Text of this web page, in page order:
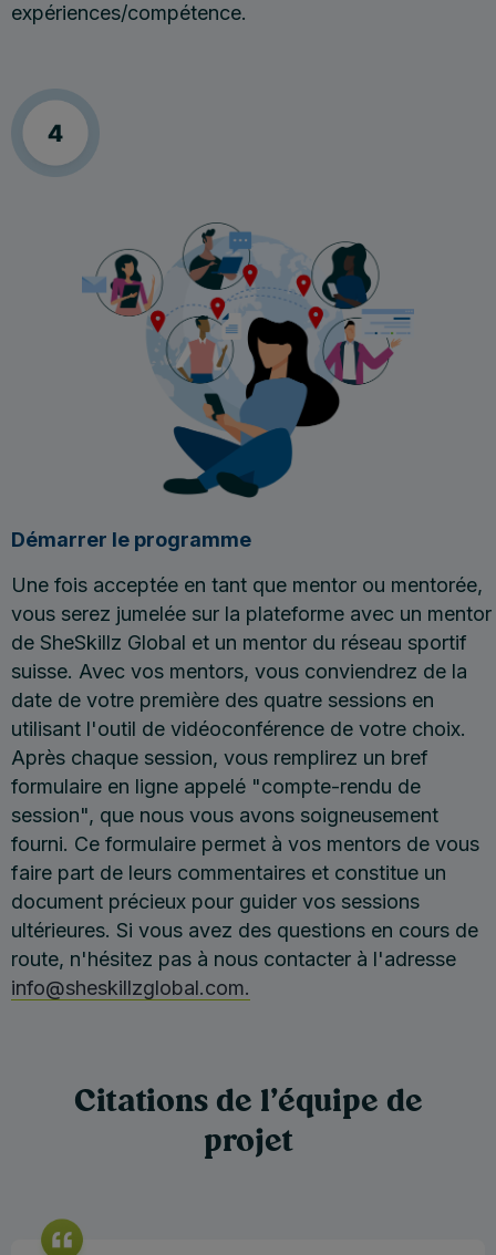
expériences/compétence.
Démarrer le programme
Une fois acceptée en tant que mentor ou mentorée,
vous serez jumelée sur la plateforme avec un mentor
de SheSkillz Global et un mentor du réseau sportif
suisse. Avec vos mentors, vous conviendrez de la
date de votre première des quatre sessions en
utilisant l'outil de vidéoconférence de votre choix.
Après chaque session, vous remplirez un bref
formulaire en ligne appelé "compte-rendu de
session", que nous vous avons soigneusement
fourni. Ce formulaire permet à vos mentors de vous
faire part de leurs commentaires et constitue un
document précieux pour guider vos sessions
ultérieures. Si vous avez des questions en cours de
route, n'hésitez pas à nous contacter à l'adresse
info@sheskillzglobal.com.
Citations de l'équipe de
projet